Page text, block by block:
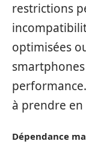
restrictions
optimisées
à prendre
Dépendance